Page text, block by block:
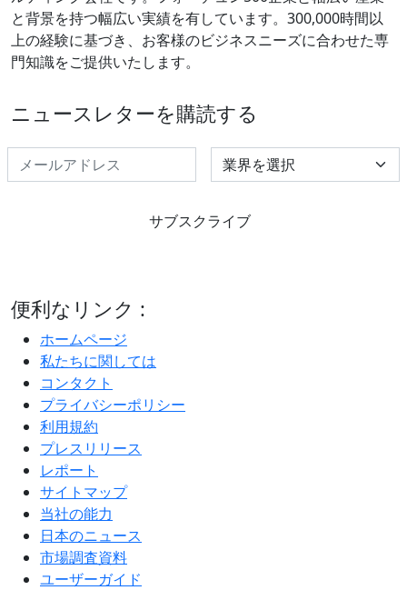
と背景を持つ幅広い実績を有しています。300,000時間以
上の経験に基づき、お客様のビジネスニーズに合わせた専
門知識をご提供いたします。
ニュースレターを購読する
Select Industry
サブスクライブ
便利なリンク :
ホームページ
私たちに関しては
コンタクト
プライバシーポリシー
利用規約
プレスリリース
レポート
サイトマップ
当社の能力
日本のニュース
市場調査資料
ユーザーガイド